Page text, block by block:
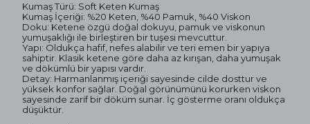
Kumaş Türü: Soft Keten Kumaş
Kumaş İçeriği: %20 Keten, %40 Pamuk, %40 Viskon
Doku: Ketene özgü doğal dokuyu, pamuk ve viskonun
yumuşaklığı ile birleştiren bir tuşesi mevcuttur.
Yapı: Oldukça hafif, nefes alabilir ve teri emen bir yapıya
sahiptir. Klasik ketene göre daha az kırışan, daha yumuşak
ve dökümlü bir yapısı vardır.
Detay: Harmanlanmış içeriği sayesinde cilde dosttur ve
yüksek konfor sağlar. Doğal görünümünü korurken viskon
sayesinde zarif bir döküm sunar. İç gösterme oranı oldukça
düşüktür.